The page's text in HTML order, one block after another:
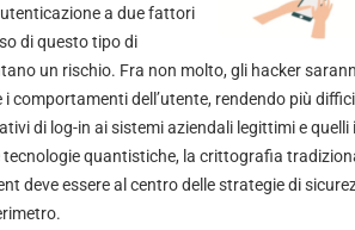
a due fattori
di questo tipo di
un rischio. Fra non molto, gli hacker
comportamenti dell’utente, rendendo più
di log-in ai sistemi aziendali legittimi e
quantistiche, la crittografia
deve essere al centro delle strategie di